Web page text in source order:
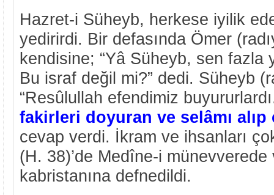
Hazret-i Süheyb, herkese iyilik
yedirirdi. Bir defasında Ömer
kendisine; “Yâ Süheyb, sen fazla
Bu israf değil mi?” dedi. Süheyb
“Resûlullah efendimiz
fakirleri doyuran ve selâmı
cevap verdi. İkram ve ihsanları
(H. 38)’de Medîne-i münevverede
kabristanına defnedildi.